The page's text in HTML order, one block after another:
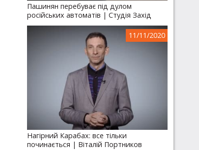
Пашинян перебуває під дулом
російських автоматів | Студія Захід
11/11/2020
Нагірний Карабах: все тільки
починається | Віталій Портников